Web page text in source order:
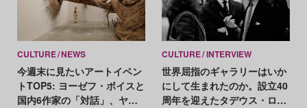
CULTURE NEWS
今週末に見たいアートイベン
トTOP5: ヨーゼフ・ボイスと
国内6作家の「対話」、ヤノ
CULTURE INTERVIEW
世界屈指のギャラリーはいか
にして生まれたのか。設立40
周年を迎えたタデウス・ロパ